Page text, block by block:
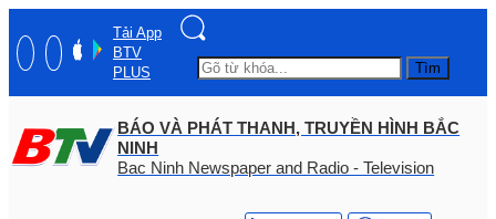
Tải App
BTV
PLUS
Tìm
BÁO VÀ PHÁT THANH, TRUYỀN HÌNH BẮC
NINH
Bac Ninh Newspaper and Radio - Television